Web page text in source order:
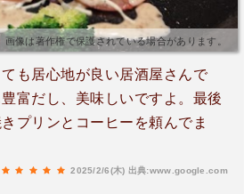
た来たいな」と思える一軒でし
のみなのでご注意ください。ま
👍
画像は著作権で保護されている場合があります。
も居心地が良い居酒屋さんで
富だし、美味しいですよ。最後
プリンとコーヒーを頼んでま
2025/2/6(木) 出典:www.google.com